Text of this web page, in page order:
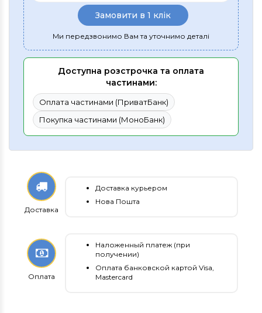
Замовити в 1 клік
Ми передзвонимо Вам та уточнимо деталі
Доступна розстрочка та оплата
частинами:
Оплата частинами (ПриватБанк)
Покупка частинами (МоноБанк)
Доставка
Доставка курьером
Нова Пошта
Оплата
Наложенный платеж (при
получении)
Оплата банковской картой Visa,
Mastercard